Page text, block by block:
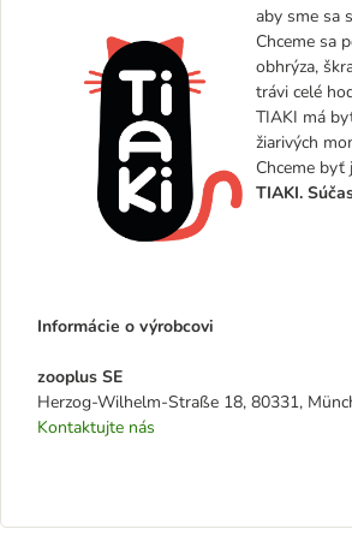
aby sme sa
Chceme sa
obhrýza,
trávi celé
TIAKI má
žiarivých
Chceme byť
TIAKI.
Informácie o výrobcovi
zooplus SE
Herzog-Wilhelm-Straße 18, 80331,
Kontaktujte nás